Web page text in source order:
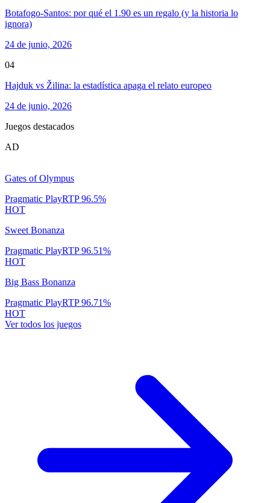
Botafogo-Santos: por qué el 1.90 es un regalo (y la historia lo
ignora)
24 de junio, 2026
04
Hajduk vs Žilina: la estadística apaga el relato europeo
24 de junio, 2026
Juegos destacados
AD
Gates of Olympus
Pragmatic PlayRTP96.5%
HOT
Sweet Bonanza
Pragmatic PlayRTP96.51%
HOT
Big Bass Bonanza
Pragmatic PlayRTP96.71%
HOT
Ver todos los juegos